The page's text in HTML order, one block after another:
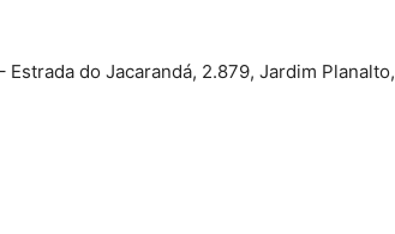
Estrada do Jacarandá, 2.879, Jardim Planalto,